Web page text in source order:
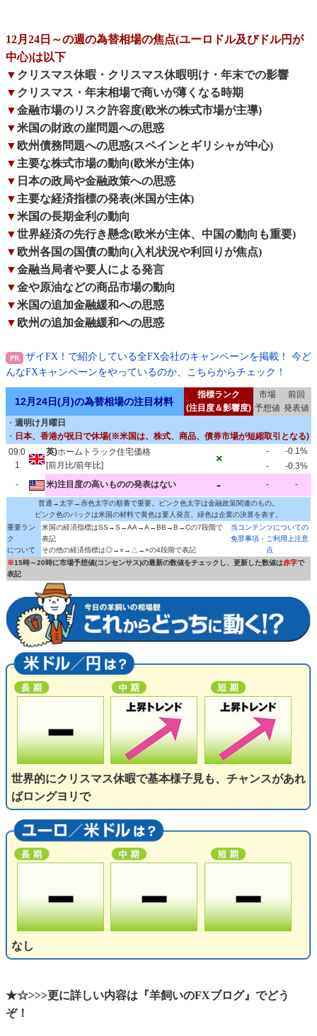
12月24日～の週の為替相場の焦点(ユーロドル及びドル円が
中心)は以下
▼ クリスマス休暇・クリスマス休暇明け・年末での影響
▼ クリスマス・年末相場で商いが薄くなる時期
▼金融市場のリスク許容度(欧米の株式市場が主導)
▼米国の財政の崖問題への思惑
▼ 欧州債務問題への思惑(スペインとギリシャが中心)
▼主要な株式市場の動向(欧米が主体)
▼ 日本の政局や金融政策への思惑
▼主要な経済指標の発表(米国が主体)
▼米国の長期金利の動向
▼世界経済の先行き懸念(欧米が主体、中国の動向も重要)
▼ 欧州各国の国債の動向(入札状況や利回りが焦点)
▼金融当局者や要人による発言
▼金や原油などの商品市場の動向
▼米国の追加金融緩和への思惑
▼ 欧州の追加金融緩和への思惑
ザイFX！で紹介している全FX会社のキャンペーンを掲載！ 今ど
んなFXキャンペーンをやっているのか、こちらからチェック！
12月24日(月)の為替相場の注目材料
指標ランク
(注目度＆影響度)
市場
予想値
前回
発表値
・ 週明け月曜日
・ 日本、香港が祝日で休場(※米国は、株式、商品、債券市場が短縮取引となる)
09:0
1
英)ホームトラック住宅価格
[前月比/前年比]
×
-
-0.1%
-
-0.3%
-
米)注目度の高いものの発表はない - - -
普通→太字→赤色太字の順番で重要。ピンク色太字は金融政策関連のもの。
ピンク色のバックは米国の材料で黄色は要人発言、緑色は企業の決算を表す。
重要ラン
ク
について
米国の経済指標はSS→S→AA→A→BB→B→Cの7段階で
表記
その他の経済指標は◎→○→△→×の4段階で表記
当コンテンツについての
免罪事項・ご利用上注意
点
※15時～20時に市場予想値(コンセンサス)の最新の数値をチェックし、更新した数値は赤字で
表記
世界的にクリスマス休暇で基本様子見も、チャンスがあれ
ばロングヨリで
なし
★☆>>>更に詳しい内容は『羊飼いのFXブログ』でどう
ぞ！